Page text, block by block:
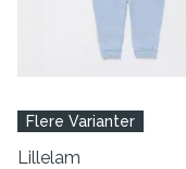
Flere Varianter
Lillelam